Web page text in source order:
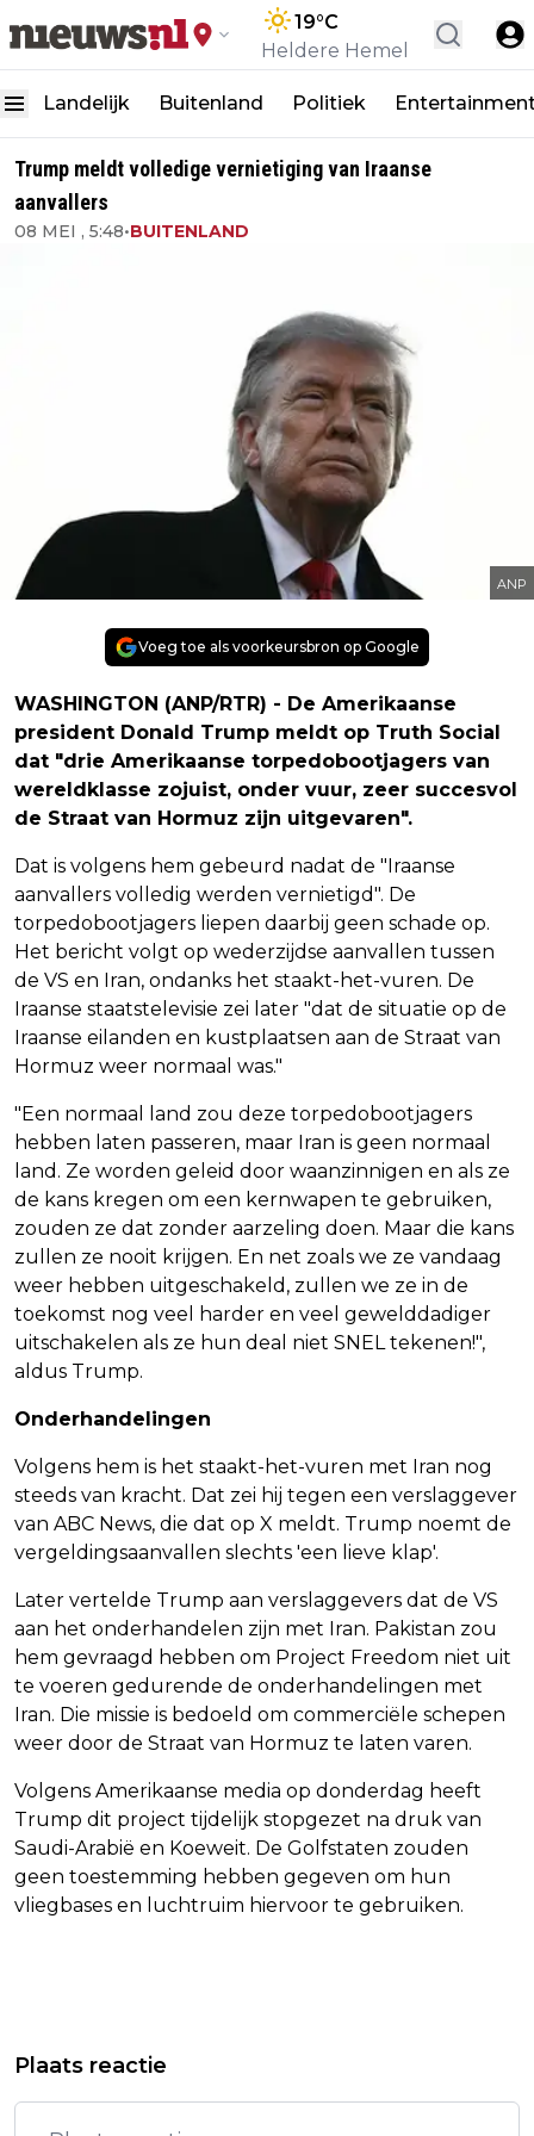
19°C
Heldere Hemel
Landelijk Buitenland Politiek
Trump meldt volledige vernietiging van Iraanse
aanvallers
08 MEI , 5:48•BUITENLAND
ANP
Voeg toe als voorkeursbron op Google
WASHINGTON (ANP/RTR) - De Amerikaanse
president Donald Trump meldt op Truth Social
dat "drie Amerikaanse torpedobootjagers van
wereldklasse zojuist, onder vuur, zeer succesvol
de Straat van Hormuz zijn uitgevaren".
Dat is volgens hem gebeurd nadat de "Iraanse
aanvallers volledig werden vernietigd". De
torpedobootjagers liepen daarbij geen schade op.
Het bericht volgt op wederzijdse aanvallen tussen
de VS en Iran, ondanks het staakt-het-vuren. De
Iraanse staatstelevisie zei later "dat de situatie op de
Iraanse eilanden en kustplaatsen aan de Straat van
Hormuz weer normaal was."
"Een normaal land zou deze torpedobootjagers
hebben laten passeren, maar Iran is geen normaal
land. Ze worden geleid door waanzinnigen en als ze
de kans kregen om een kernwapen te gebruiken,
zouden ze dat zonder aarzeling doen. Maar die kans
zullen ze nooit krijgen. En net zoals we ze vandaag
weer hebben uitgeschakeld, zullen we ze in de
toekomst nog veel harder en veel gewelddadiger
uitschakelen als ze hun deal niet SNEL tekenen!",
aldus Trump.
Onderhandelingen
Volgens hem is het staakt-het-vuren met Iran nog
steeds van kracht. Dat zei hij tegen een verslaggever
van ABC News, die dat op X meldt. Trump noemt de
vergeldingsaanvallen slechts 'een lieve klap'.
Later vertelde Trump aan verslaggevers dat de VS
aan het onderhandelen zijn met Iran. Pakistan zou
hem gevraagd hebben om Project Freedom niet uit
te voeren gedurende de onderhandelingen met
Iran. Die missie is bedoeld om commerciële schepen
weer door de Straat van Hormuz te laten varen.
Volgens Amerikaanse media op donderdag heeft
Trump dit project tijdelijk stopgezet na druk van
Saudi-Arabië en Koeweit. De Golfstaten zouden
geen toestemming hebben gegeven om hun
vliegbases en luchtruim hiervoor te gebruiken.
HACK, MOGELIJK GEVOLGEN VOOR
GEMEENTERAADSVERKIEZINGEN VK:
REFORM UK OP WINST, LABOUR
Plaats reactie